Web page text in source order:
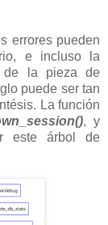
errores pueden
e incluso la
de la pieza de
puede ser tan
La función
, y
este árbol de